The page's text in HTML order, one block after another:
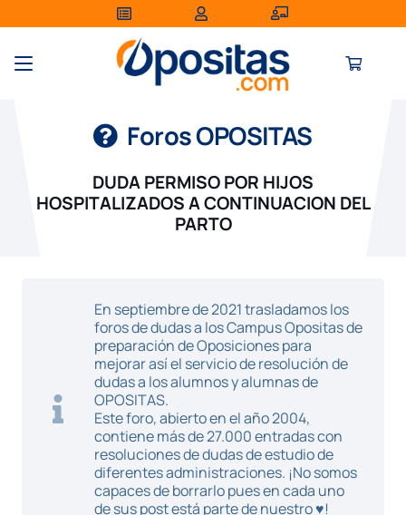
Foros OPOSITAS
DUDA PERMISO POR HIJOS
HOSPITALIZADOS A CONTINUACION DEL
PARTO
En septiembre de 2021 trasladamos los
foros de dudas a los Campus Opositas de
preparación de Oposiciones para
mejorar así el servicio de resolución de
dudas a los alumnos y alumnas de
OPOSITAS.
Este foro, abierto en el año 2004,
contiene más de 27.000 entradas con
resoluciones de dudas de estudio de
diferentes administraciones. ¡No somos
capaces de borrarlo pues en cada uno
de sus post está parte de nuestro ♥!